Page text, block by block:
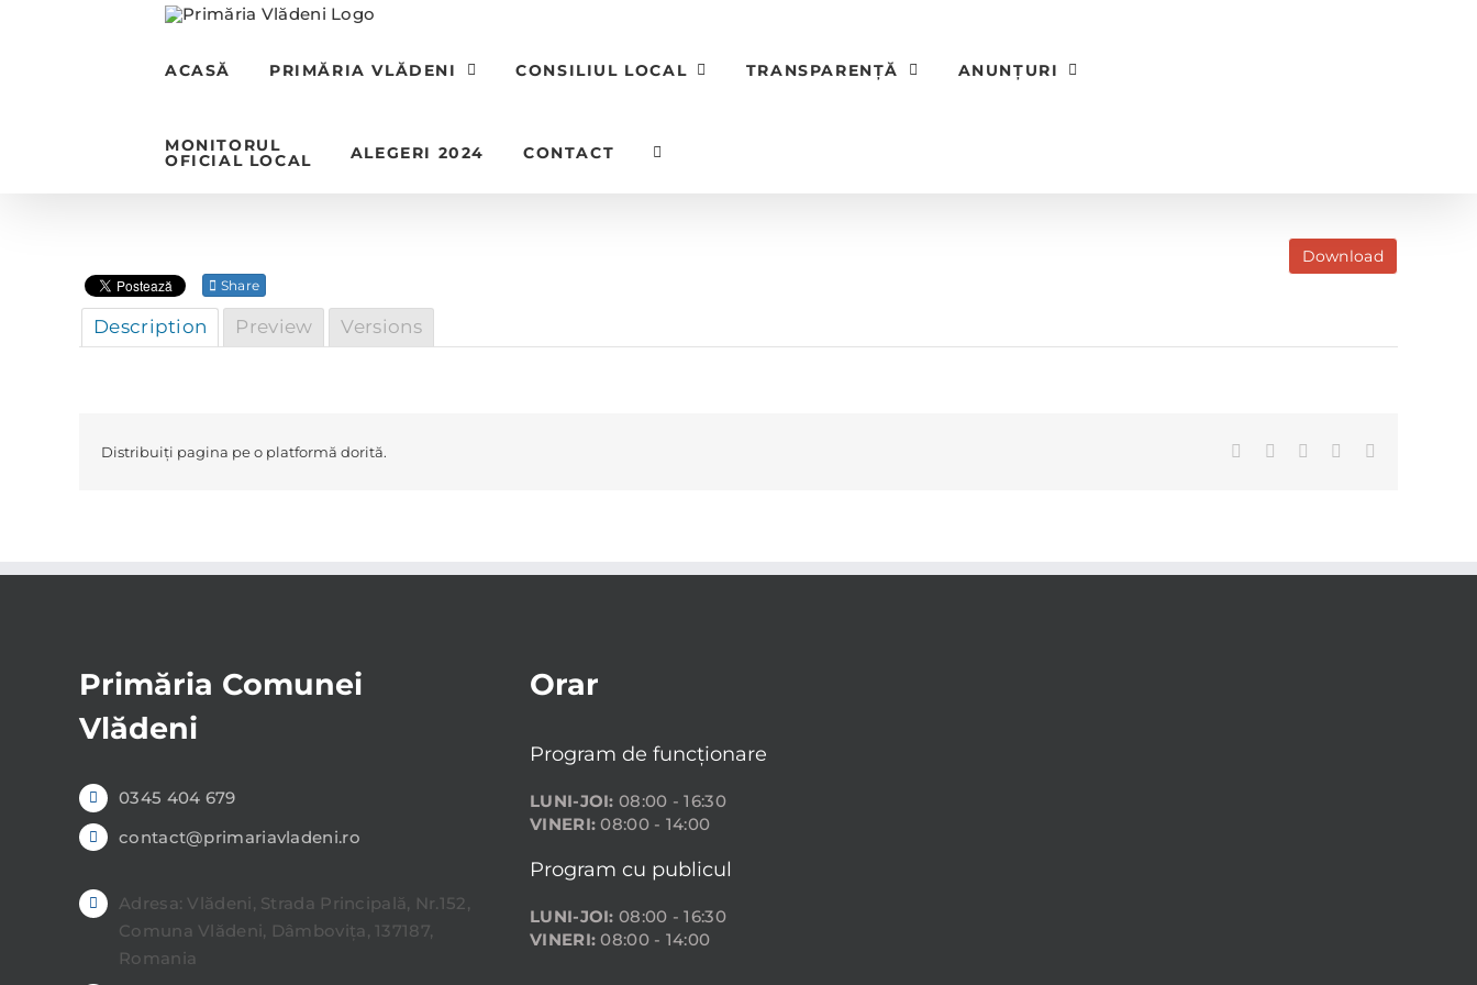
ACASĂ PRIMĂRIA VLĂDENI CONSILIUL LOCAL TRANSPARENȚĂ ANUNȚURI
MONITORUL
OFICIAL LOCAL ALEGERI 2024 CONTACT
Download
Share
Description Preview Versions
Distribuiți pagina pe o platformă dorită. Facebook LinkedInWhatsApp
Primăria Comunei
Vlădeni
0345 404 679
contact@primariavladeni.ro
Adresa: Vlădeni, Strada Principală, Nr.152,
Comuna Vlădeni, Dâmbovița, 137187,
Romania
Orar
Program de funcționare
LUNI-JOI: 08:00 - 16:30
VINERI: 08:00 - 14:00
Program cu publicul
LUNI-JOI: 08:00 - 16:30
VINERI: 08:00 - 14:00